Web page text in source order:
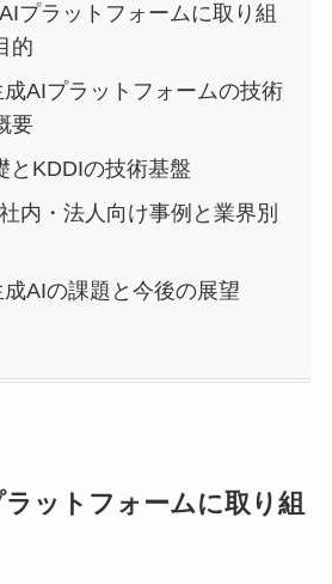
プラットフォームに取り組
的
AIプラットフォームの技術
要
とKDDIの技術基盤
内・法人向け事例と業界別
AIの課題と今後の展望
ットフォームに取り組